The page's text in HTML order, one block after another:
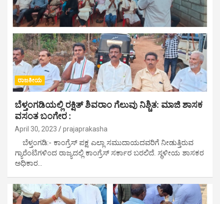
ರಾಜಕೀಯ
ಬೆಳ್ತಂಗಡಿಯಲ್ಲಿ ರಕ್ಷಿತ್ ಶಿವರಾಂ ಗೆಲುವು ನಿಶ್ಚಿತ: ಮಾಜಿ ಶಾಸಕ
ವಸಂತ ಬಂಗೇರ :
April 30, 2023 prajaprakasha
ಬೆಳ್ತಂಗಡಿ:- ಕಾಂಗ್ರೆಸ್ ಪಕ್ಷ ಎಲ್ಲಾ ಸಮುದಾಯದವರಿಗೆ ನೀಡುತ್ತಿರುವ
ಗ್ಯಾರೆಂಟಿಗಳಿಂದ ರಾಜ್ಯದಲ್ಲಿ ಕಾಂಗ್ರೆಸ್ ಸರ್ಕಾರ ಬರಲಿದೆ. ಸ್ಥಳೀಯ ಶಾಸಕರ
ಅಧಿಕಾರ…